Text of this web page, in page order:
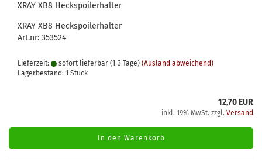
XRAY XB8 Heckspoilerhalter
XRAY XB8 Heckspoilerhalter
Art.nr: 353524
Lieferzeit: sofort lieferbar (1-3 Tage) (Ausland abweichend)
Lagerbestand: 1 Stück
12,70 EUR
inkl. 19% MwSt. zzgl. Versand
In den Warenkorb